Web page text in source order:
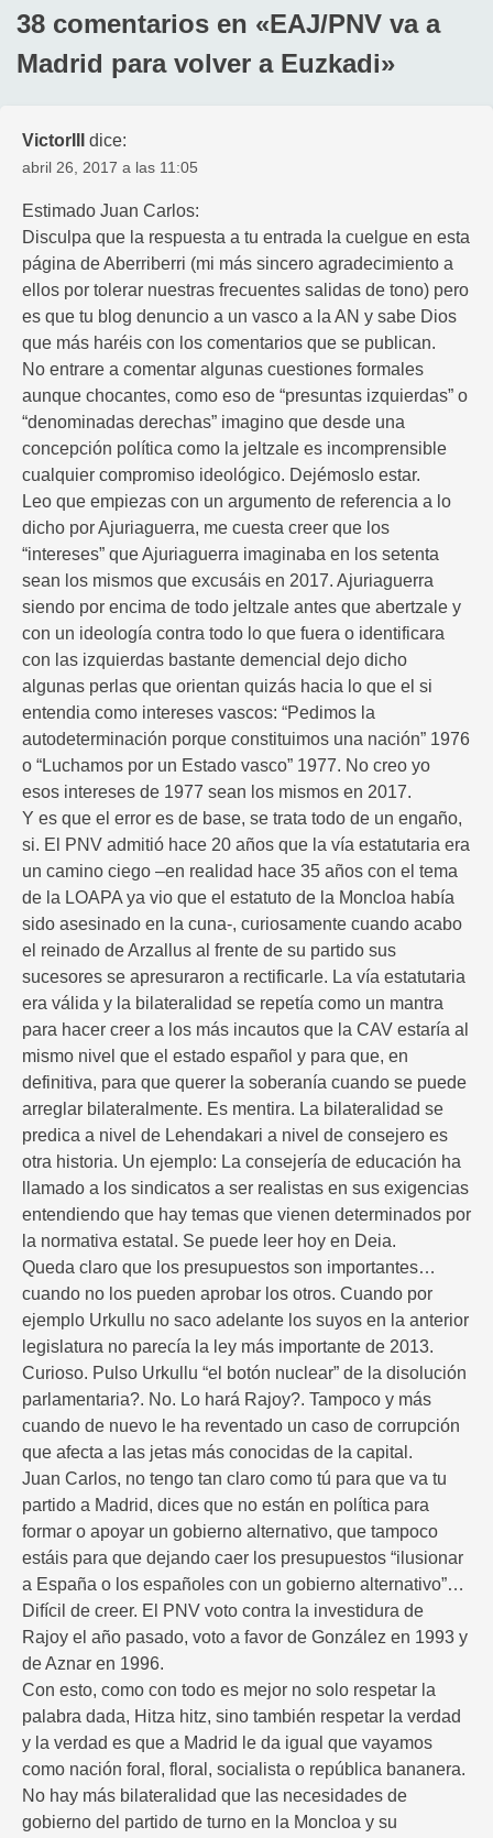
38 comentarios en «EAJ/PNV va a
Madrid para volver a Euzkadi»
VictorIII dice:
abril 26, 2017 a las 11:05
Estimado Juan Carlos:
Disculpa que la respuesta a tu entrada la cuelgue en esta
página de Aberriberri (mi más sincero agradecimiento a
ellos por tolerar nuestras frecuentes salidas de tono) pero
es que tu blog denuncio a un vasco a la AN y sabe Dios
que más haréis con los comentarios que se publican.
No entrare a comentar algunas cuestiones formales
aunque chocantes, como eso de “presuntas izquierdas” o
“denominadas derechas” imagino que desde una
concepción política como la jeltzale es incomprensible
cualquier compromiso ideológico. Dejémoslo estar.
Leo que empiezas con un argumento de referencia a lo
dicho por Ajuriaguerra, me cuesta creer que los
“intereses” que Ajuriaguerra imaginaba en los setenta
sean los mismos que excusáis en 2017. Ajuriaguerra
siendo por encima de todo jeltzale antes que abertzale y
con un ideología contra todo lo que fuera o identificara
con las izquierdas bastante demencial dejo dicho
algunas perlas que orientan quizás hacia lo que el si
entendia como intereses vascos: “Pedimos la
autodeterminación porque constituimos una nación” 1976
o “Luchamos por un Estado vasco” 1977. No creo yo
esos intereses de 1977 sean los mismos en 2017.
Y es que el error es de base, se trata todo de un engaño,
si. El PNV admitió hace 20 años que la vía estatutaria era
un camino ciego –en realidad hace 35 años con el tema
de la LOAPA ya vio que el estatuto de la Moncloa había
sido asesinado en la cuna-, curiosamente cuando acabo
el reinado de Arzallus al frente de su partido sus
sucesores se apresuraron a rectificarle. La vía estatutaria
era válida y la bilateralidad se repetía como un mantra
para hacer creer a los más incautos que la CAV estaría al
mismo nivel que el estado español y para que, en
definitiva, para que querer la soberanía cuando se puede
arreglar bilateralmente. Es mentira. La bilateralidad se
predica a nivel de Lehendakari a nivel de consejero es
otra historia. Un ejemplo: La consejería de educación ha
llamado a los sindicatos a ser realistas en sus exigencias
entendiendo que hay temas que vienen determinados por
la normativa estatal. Se puede leer hoy en Deia.
Queda claro que los presupuestos son importantes…
cuando no los pueden aprobar los otros. Cuando por
ejemplo Urkullu no saco adelante los suyos en la anterior
legislatura no parecía la ley más importante de 2013.
Curioso. Pulso Urkullu “el botón nuclear” de la disolución
parlamentaria?. No. Lo hará Rajoy?. Tampoco y más
cuando de nuevo le ha reventado un caso de corrupción
que afecta a las jetas más conocidas de la capital.
Juan Carlos, no tengo tan claro como tú para que va tu
partido a Madrid, dices que no están en política para
formar o apoyar un gobierno alternativo, que tampoco
estáis para que dejando caer los presupuestos “ilusionar
a España o los españoles con un gobierno alternativo”…
Difícil de creer. El PNV voto contra la investidura de
Rajoy el año pasado, voto a favor de González en 1993 y
de Aznar en 1996.
Con esto, como con todo es mejor no solo respetar la
palabra dada, Hitza hitz, sino también respetar la verdad
y la verdad es que a Madrid le da igual que vayamos
como nación foral, floral, socialista o república bananera.
No hay más bilateralidad que las necesidades de
gobierno del partido de turno en la Moncloa y su